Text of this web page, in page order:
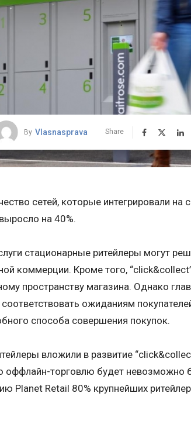
By Vlasnasprava Share
сетей, которые интегрировали на
на 40%.
стационарные ритейлеры могут
коммерции. Кроме того,
пространству магазина. Однако
ожиданиям
способа совершения покупок.
вложили в развитие
оффлайн-торговлю будет невозможно
Planet Retail 80% крупнейших